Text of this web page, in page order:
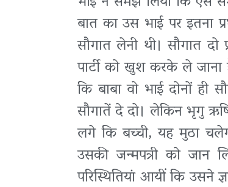
बात का उस भाई पर इतना
सौगात लेनी थी। सौगात
पार्टी को खुश करके ले
कि बाबा वो भाई दोनों ही
सौगातें दे दो। लेकिन भृगु
लगे कि बच्ची, यह मुठा
उसकी जन्मपत्री को
परिस्थितियां आयीं कि उसने